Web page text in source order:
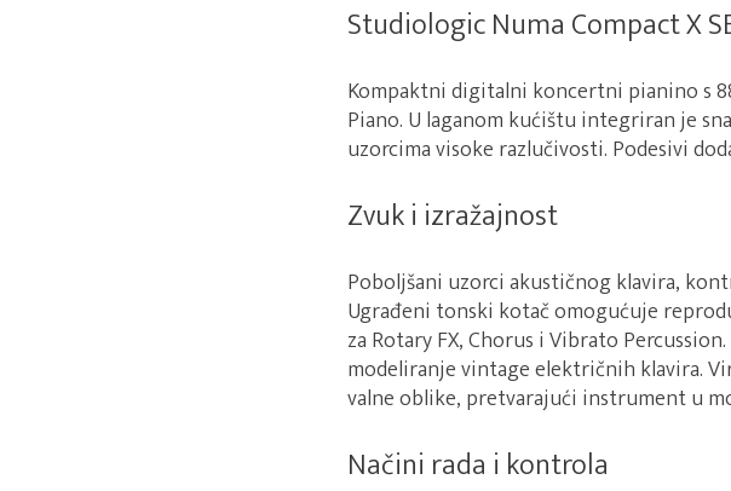
Studiologic Numa Compact X
Kompaktni digitalni koncertni pianino s
Piano. U laganom kućištu integriran je
uzorcima visoke razlučivosti. Podesivi
Zvuk i izražajnost
Poboljšani uzorci akustičnog klavira,
Ugrađeni tonski kotač omogućuje
za Rotary FX, Chorus i Vibrato
modeliranje vintage električnih klavira.
valne oblike, pretvarajući instrument u
Načini rada i kontrola